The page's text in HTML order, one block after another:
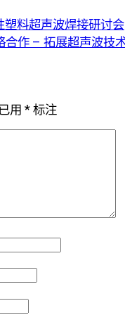
料超声波焊接研讨会
作 – 拓展超声波技
用 * 标注